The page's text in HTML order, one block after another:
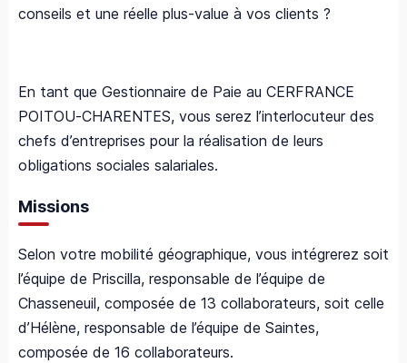
conseils et une réelle plus-value à vos clients ?
En tant que Gestionnaire de Paie au CERFRANCE
POITOU-CHARENTES, vous serez l’interlocuteur des
chefs d’entreprises pour la réalisation de leurs
obligations sociales salariales.
Missions
Selon votre mobilité géographique, vous intégrerez soit
l’équipe de Priscilla, responsable de l’équipe de
Chasseneuil, composée de 13 collaborateurs, soit celle
d’Hélène, responsable de l’équipe de Saintes,
composée de 16 collaborateurs.